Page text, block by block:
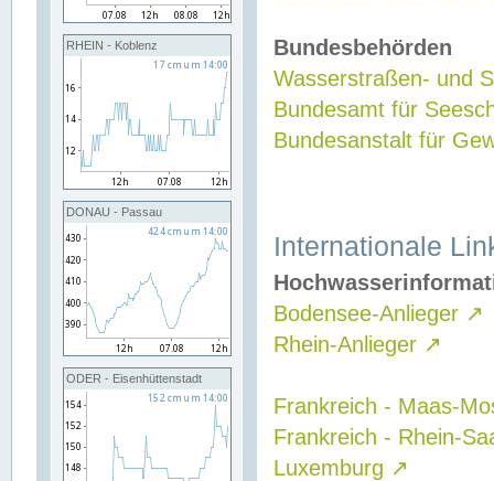
RHEIN - Koblenz
DONAU - Passau
ODER - Eisenhüttenstadt
Bundesbehörden
Wasserstraßen- und
Bundesamt für
Bundesanstalt für
Internationale
Bodensee-Anlieger ↗
Rhein-Anlieger ↗
Frankreich - Maas-
Frankreich - Rhein-
Luxemburg ↗